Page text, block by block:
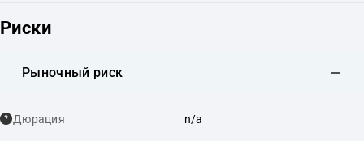
Риски
Рыночный риск
Дюрация n/a